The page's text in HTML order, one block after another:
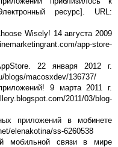
ресурс]. URL:
Wisely! 14 августа 2009
app-store-
22 января 2012 г.
blogs/macosxdev/136737/
9 марта 2011 г.
2011/03/blog-
приложений в мобинете
elenakotina/ss-6260538
мобильной связи в мире